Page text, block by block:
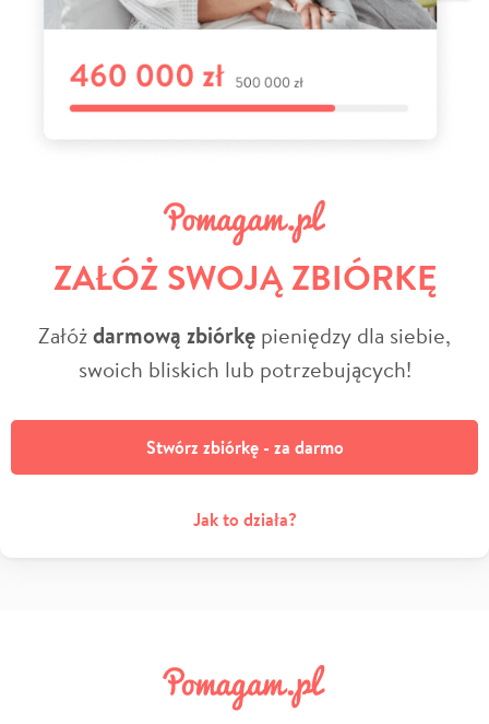
ZAŁÓŻ SWOJĄ ZBIÓRKĘ
Załóżdarmową zbiórkę pieniędzy dla siebie,
swoich bliskich lub potrzebujących!
Stwórz zbiórkę - za darmo
Jak to działa?